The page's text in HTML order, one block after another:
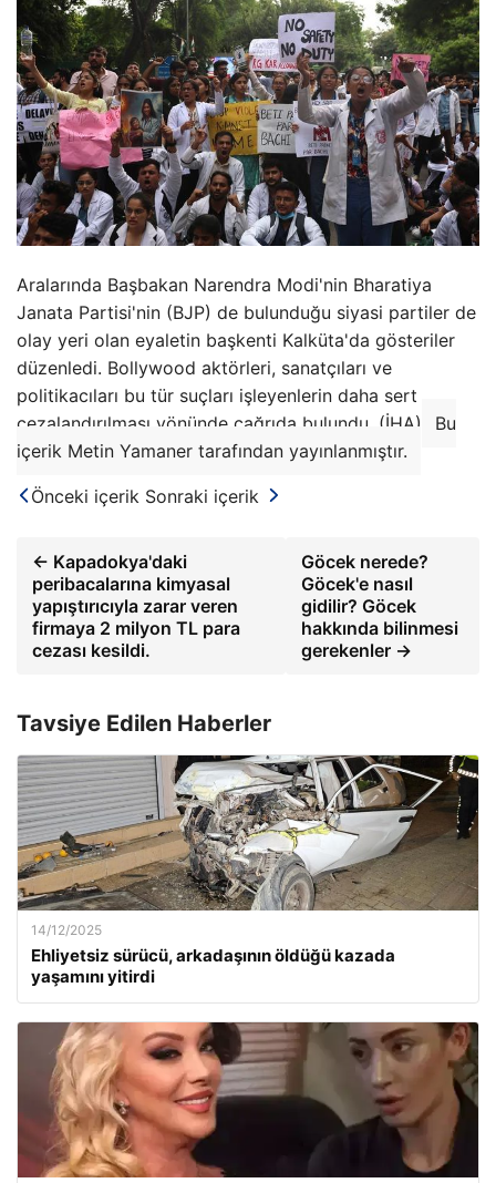
Aralarında Başbakan Narendra Modi'nin Bharatiya
Janata Partisi'nin (BJP) de bulunduğu siyasi partiler de
olay yeri olan eyaletin başkenti Kalküta'da gösteriler
düzenledi. Bollywood aktörleri, sanatçıları ve
politikacıları bu tür suçları işleyenlerin daha sert
cezalandırılması yönünde çağrıda bulundu. (İHA)
Bu
içerik Metin Yamaner tarafından yayınlanmıştır.
Önceki içerik Sonraki içerik
← Kapadokya'daki
peribacalarına kimyasal
yapıştırıcıyla zarar veren
firmaya 2 milyon TL para
cezası kesildi.
Göcek nerede?
Göcek'e nasıl
gidilir? Göcek
hakkında bilinmesi
gerekenler →
Tavsiye Edilen Haberler
14/12/2025
Ehliyetsiz sürücü, arkadaşının öldüğü kazada
yaşamını yitirdi